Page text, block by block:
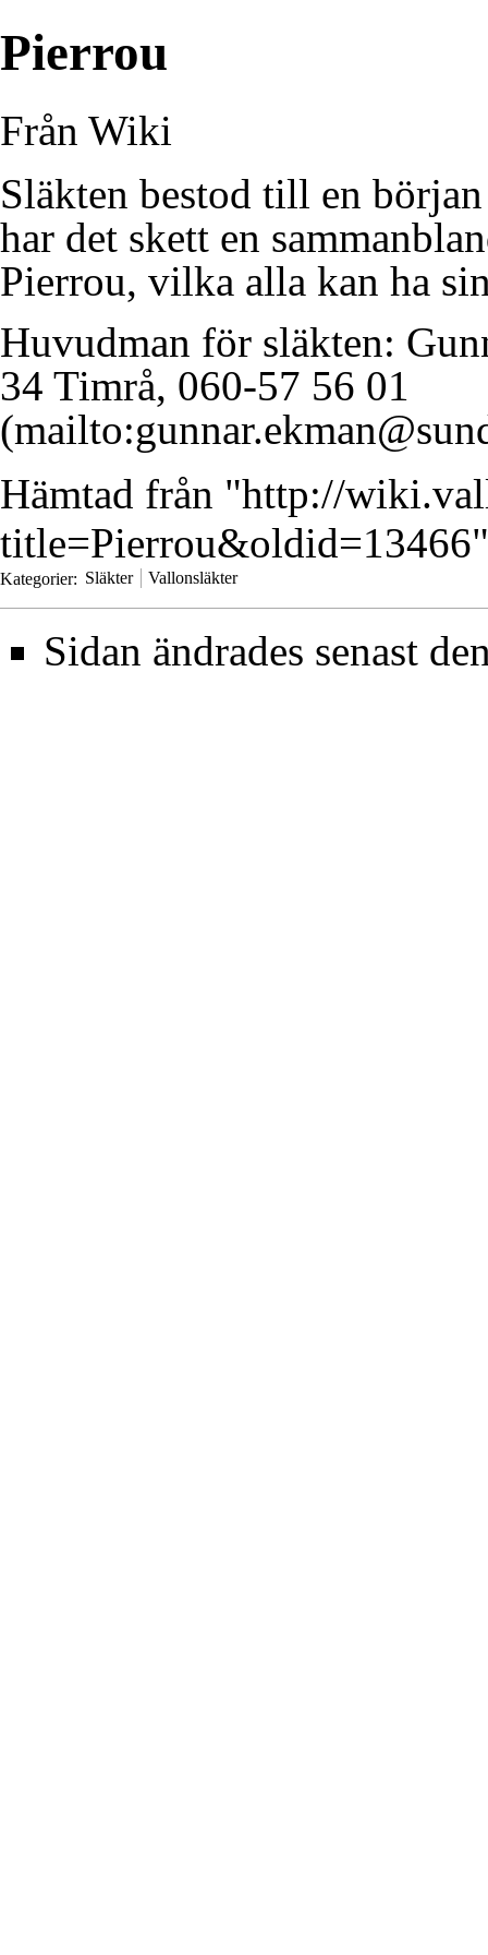
Pierrou
Från Wiki
Släkten bestod till en
har det skett en
Pierrou, vilka alla kan ha
Huvudman för släkten:
34 Timrå, 060-57 56 01
Hämtad från "http://
title=Pierrou&oldid=13466"
Kategorier: Släkter Vallonsläkter
Sidan ändrades senast